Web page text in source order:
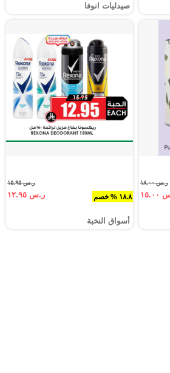
صيدليات انوفا
ر.س ١٨.٠٠
١٨.٨ % خصم
ر.س ١٥.٩٥
ر.س ١٢.٩٥
أسواق النخبة